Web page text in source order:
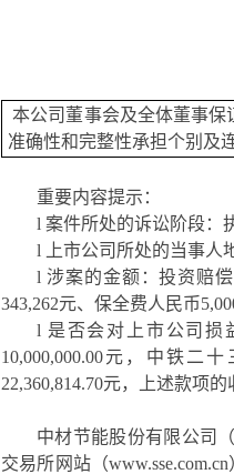
本公司董事会及全体董事保
准确性和完整性承担个别及
重要内容提示：
l 案件所处的诉讼阶段：
l
上市公司所处的当事
l 涉案的金额：投资赔
343,262元、保全费人民币5,
l 是否会对上市公司损
10,000,000.00元，中铁二
22,360,814.70元，上述款项的
中材节能股份有限公司
交易所网站（www.sse.com.cn